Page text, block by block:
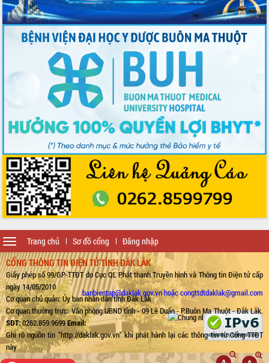
Trang chủ Sơ đồ cổng Đăng nhập
Toggle
navigation
CỔNG THÔNG TIN ĐIỆN TỬ TỈNH ĐẮK LẮK
Giấy phép số 99/GP-TTĐT do Cục QL Phát thanh Truyền hình và Thông tin Điện tử cấp
ngày 14/05/2010
Cơ quan chủ quản: Ủy ban nhân dân tỉnh Đắk Lắk
Cơ quan thường trực: Văn phòng UBND tỉnh - 09 Lê Duẩn - P.Buôn Ma Thuột - Đắk Lắk.
SĐT:0262.859.9699Email:
banbientap@daklak.gov.vn hoặc congttdtdaklak@gmail.com
Ghi rõ nguồn tin "http://daklak.gov.vn" khi phát hành lại các thông tin từ Cổng TTĐT
này